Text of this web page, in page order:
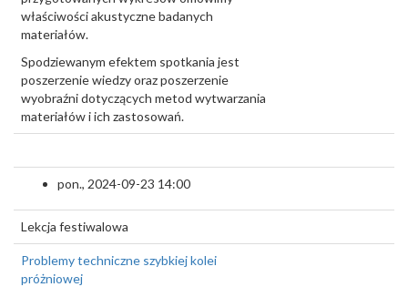
właściwości akustyczne badanych
materiałów.
Spodziewanym efektem spotkania jest
poszerzenie wiedzy oraz poszerzenie
wyobraźni dotyczących metod wytwarzania
materiałów i ich zastosowań.
pon., 2024-09-23 14:00
Lekcja festiwalowa
Problemy techniczne szybkiej kolei
próżniowej